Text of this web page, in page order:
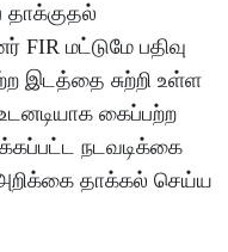
தாக்குதல்
FIR மட்டுமே பதிவு
இடத்தை சுற்றி உள்ள
கைப்பற்ற
நடவடிக்கை
அறிக்கை தாக்கல் செய்ய